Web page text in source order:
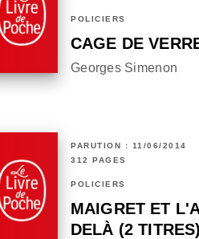
POLICIERS
CAGE DE
Georges Simenon
PARUTION : 11/06/2014
312 PAGES
POLICIERS
MAIGRET ET
DELÀ (2 TITRES)